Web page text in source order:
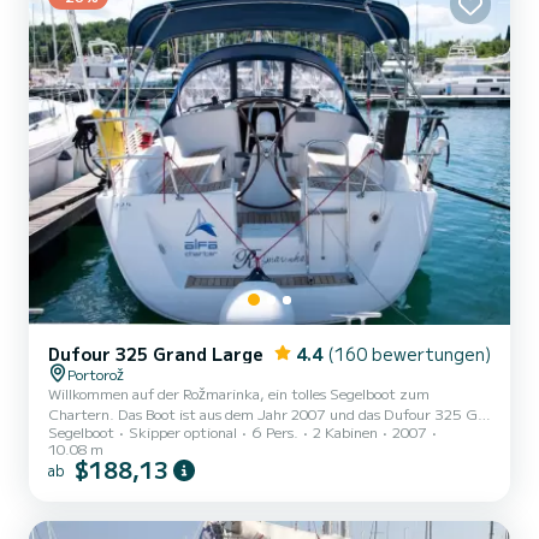
Dufour 325 Grand Large 4.4 (160 bewertungen)
Portorož
Willkommen auf der Rožmarinka, ein tolles Segelboot zum
Chartern. Das Boot ist aus dem Jahr 2007 und das Dufour 325 GL
bringt Sie zu den schönsten Ankerplätzen um Portorož. Sie
möchten einen unvergesslichen Törn auf diesem Segelboot mit 10
Metern Länge verbringen? Sie können mit bis zu 6 Personen an
Segelboot Skipper optional 6 Pers. 2 Kabinen
2007
10.08 m
ab $188,13